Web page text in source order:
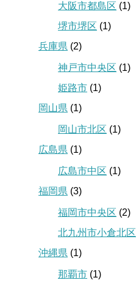
大阪市都島区 (1)
堺市堺区 (1)
兵庫県 (2)
神戸市中央区 (1)
姫路市 (1)
岡山県 (1)
岡山市北区 (1)
広島県 (1)
広島市中区 (1)
福岡県 (3)
福岡市中央区 (2)
北九州市小倉北区
沖縄県 (1)
那覇市 (1)